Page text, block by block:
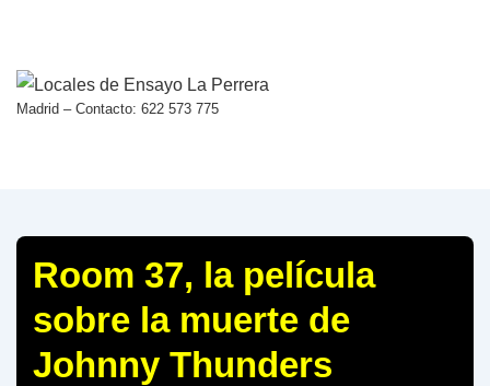
contenido
Madrid – Contacto: 622 573 775
Room 37, la película
sobre la muerte de
Johnny Thunders